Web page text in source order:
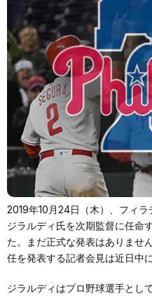
2019年10月24日（木）、フィ
ジラルディ氏を次期監督に任命
た。まだ正式な発表はありませ
任を発表する記者会見は近日中
ジラルディはプロ野球選手とし